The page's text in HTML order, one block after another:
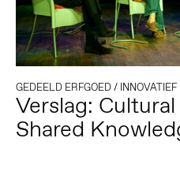
GEDEELD ERFGOED/ INNOVATIEF
Verslag:
Shared